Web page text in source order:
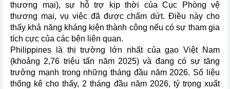
thương mại), sự hỗ trợ kịp thời của Cục Phòng vệ
thương mại, vụ việc đã được chấm dứt. Điều này cho
thấy khả năng kháng kiện thành công nếu có sự tham gia
tích cực của các bên liên quan.
Philippines là thị trường lớn nhất của gạo Việt Nam
(khoảng 2,76 triệu tấn năm 2025) và đang có sự tăng
trưởng mạnh trong những tháng đầu năm 2026. Số liệu
thống kê cho thấy, 2 tháng đầu năm 2026, tỷ trọng xuất